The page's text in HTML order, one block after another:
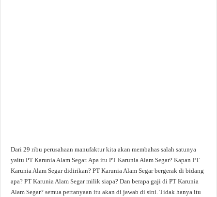
Dari 29 ribu perusahaan manufaktur kita akan membahas salah satunya
yaitu PT Karunia Alam Segar. Apa itu PT Karunia Alam Segar? Kapan PT
Karunia Alam Segar didirikan? PT Karunia Alam Segar bergerak di bidang
apa? PT Karunia Alam Segar milik siapa? Dan berapa gaji di PT Karunia
Alam Segar? semua pertanyaan itu akan di jawab di sini. Tidak hanya itu